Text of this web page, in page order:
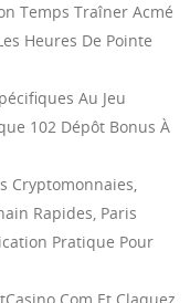
Temps Traîner Acmé
Heures De Pointe
Au Jeu
102 Dépôt Bonus À
Cryptomonnaies,
Rapides, Paris
Pratique Pour